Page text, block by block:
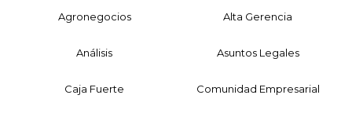
Agronegocios Alta Gerencia
Análisis Asuntos Legales
Caja Fuerte Comunidad Empresarial